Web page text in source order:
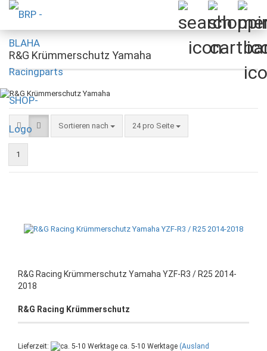
R&G Krümmerschutz Yamaha
Sortieren nach
Sortieren nach 24 pro Seite
pro Seite
1
R&G Racing Krümmerschutz Yamaha YZF-R3 / R25 2014-
2018
R&G Racing Krümmerschutz
Lieferzeit: ca. 5-10 Werktage (Ausland